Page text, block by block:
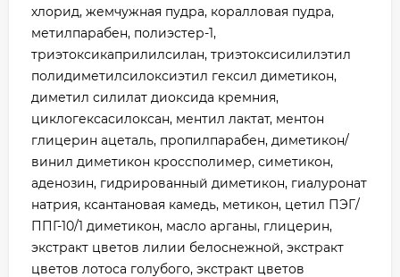
хлорид, жемчужная пудра, коралловая пудра,
метилпарабен, полиэстер-1,
триэтоксикаприлилсилан, триэтоксисилилэтил
полидиметилсилоксиэтил гексил диметикон,
диметил силилат диоксида кремния,
циклогексасилоксан, ментил лактат, ментон
глицерин ацеталь, пропилпарабен, диметикон/
винил диметикон кроссполимер, симетикон,
аденозин, гидрированный диметикон, гиалуронат
натрия, ксантановая камедь, метикон, цетил ПЭГ/
ППГ-10/1 диметикон, масло арганы, глицерин,
экстракт цветов лилии белоснежной, экстракт
цветов лотоса голубого, экстракт цветов